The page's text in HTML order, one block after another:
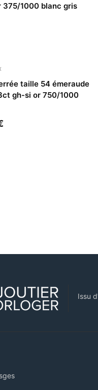
375/1000 blanc gris
taille 54 émeraude
gh-si or 750/1000
Issu